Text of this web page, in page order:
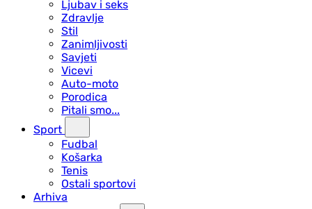
Ljubav i seks
Zdravlje
Stil
Zanimljivosti
Savjeti
Vicevi
Auto-moto
Porodica
Pitali smo...
Sport
Fudbal
Košarka
Tenis
Ostali sportovi
Arhiva